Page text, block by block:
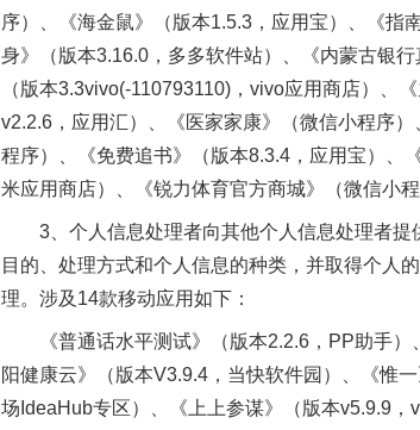
序）、《海金鼠》（版本1.5.3，应用宝）、《指
身》（版本3.16.0，多多软件站）、《内蒙古银
（版本3.3vivo(-110793110)，vivo应用商店）、
v2.2.6，应用汇）、《医家家康》（微信小程序
程序）、《免费追书》（版本8.3.4，应用宝）、
米应用商店）、《锐力体育官方商城》（微信小
3、个人信息处理者向其他个人信息处理者提
目的、处理方式和个人信息的种类，并取得个人
理。涉及14款移动应用如下：
《普通话水平测试》（版本2.2.6，PP助手）
阳健康云》（版本V3.9.4，当快软件园）、《惟
场IdeaHub专区）、《上上参谋》（版本v5.9.9